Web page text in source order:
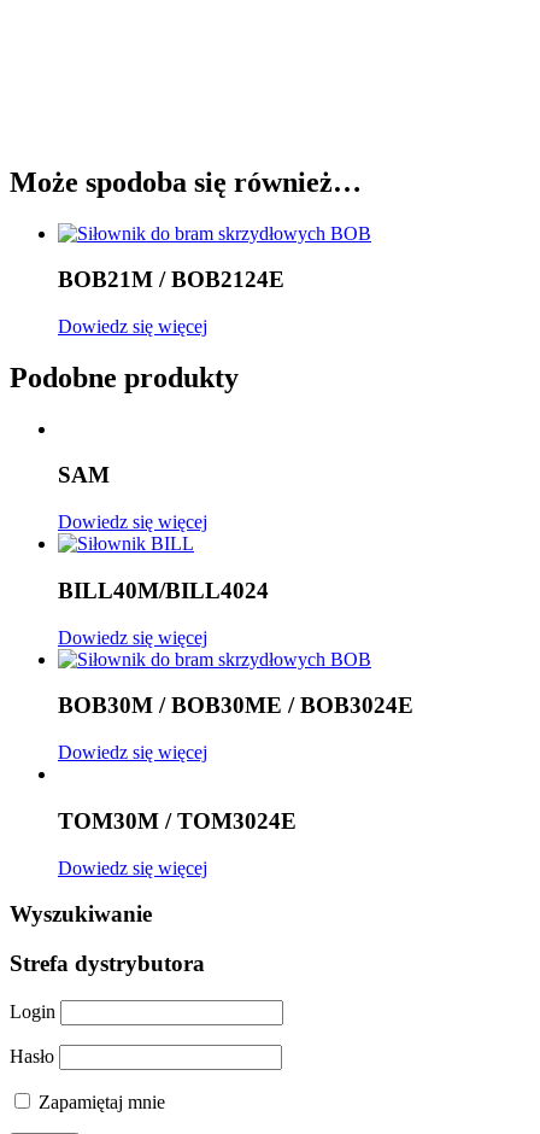
Może spodoba się również…
BOB21M / BOB2124E
Dowiedz się więcej
Podobne produkty
SAM
Dowiedz się więcej
BILL40M/BILL4024
Dowiedz się więcej
BOB30M / BOB30ME / BOB3024E
Dowiedz się więcej
TOM30M / TOM3024E
Dowiedz się więcej
Wyszukiwanie
Strefa dystrybutora
Login
Hasło
Zapamiętaj mnie